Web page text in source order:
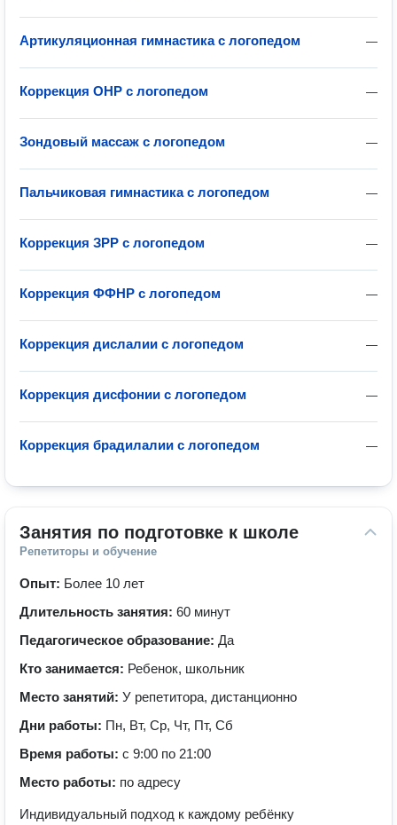
—
Артикуляционная гимнастика с логопедом
—
Коррекция ОНР с логопедом
—
Зондовый массаж с логопедом
—
Пальчиковая гимнастика с логопедом
—
Коррекция ЗРР с логопедом
—
Коррекция ФФНР с логопедом
—
Коррекция дислалии с логопедом
—
Коррекция дисфонии с логопедом
—
Коррекция брадилалии с логопедом
Занятия по подготовке к школе
Репетиторы и обучение
Опыт: Более 10 лет
Длительность занятия: 60 минут
Педагогическое образование: Да
Кто занимается: Ребенок, школьник
Место занятий: У репетитора, дистанционно
Дни работы: Пн, Вт, Ср, Чт, Пт, Сб
Время работы: с 9:00 по 21:00
Место работы: по адресу
Индивидуальный подход к каждому ребёнку